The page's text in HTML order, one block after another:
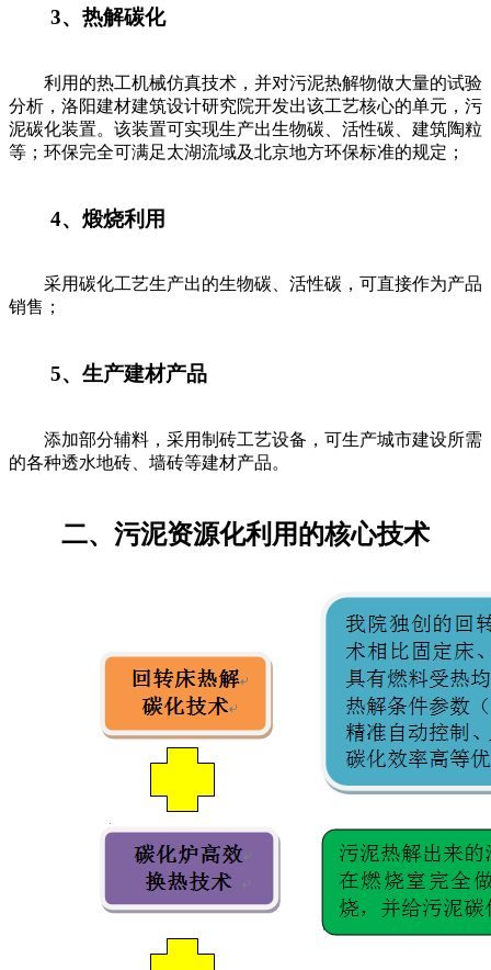
3、热解碳化
利用的热工机械仿真技术，并对污泥热解物做大量的试验
分析，洛阳建材建筑设计研究院开发出该工艺核心的单元，污
泥碳化装置。该装置可实现生产出生物碳、活性碳、建筑陶粒
等；环保完全可满足太湖流域及北京地方环保标准的规定；
4、煅烧利用
采用碳化工艺生产出的生物碳、活性碳，可直接作为产品
销售；
5、生产建材产品
添加部分辅料，采用制砖工艺设备，可生产城市建设所需
的各种透水地砖、墙砖等建材产品。
二、污泥资源化利用的核心技术